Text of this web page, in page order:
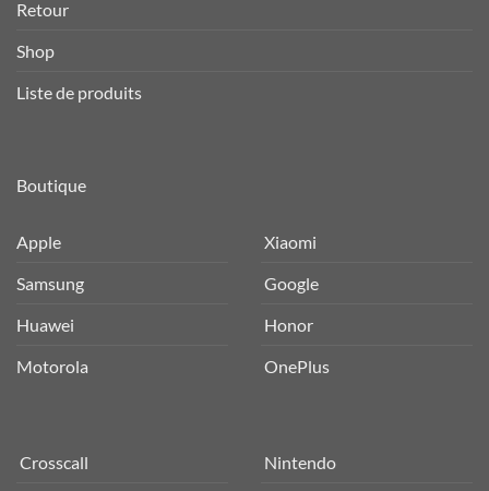
Retour
Shop
Liste de produits
Boutique
Apple
Samsung
Huawei
Motorola
Xiaomi
Google
Honor
OnePlus
Crosscall
Nintendo